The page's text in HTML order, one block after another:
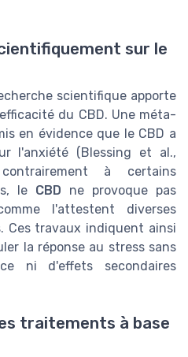
sur le
scientifique apporte
du CBD. Une méta-
en évidence que le CBD a
l'anxiété (Blessing et al.,
à certains
le CBD ne provoque pas
l'attestent diverses
Ces travaux indiquent ainsi
la réponse au stress sans
ni d'effets secondaires
traitements à base